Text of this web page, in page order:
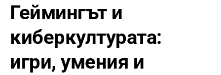
Геймингът и
киберкултурата:
игри, умения и